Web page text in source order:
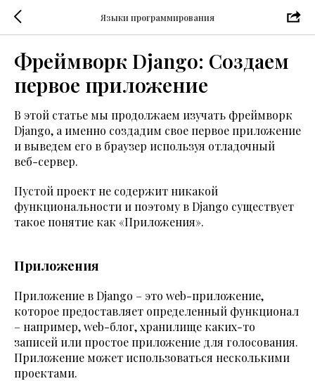
Языки программирования
Фреймворк Django: Создаем
первое приложение
В этой статье мы продолжаем изучать фреймворк
Django, а именно создадим свое первое приложение
и выведем его в браузер используя отладочный
веб-сервер.
Пустой проект не содержит никакой
функциональности и поэтому в Django существует
такое понятие как «Приложения».
Приложения
Приложение в Django – это web-приложение,
которое предоставляет определенный функционал
– например, web-блог, хранилище каких-то
записей или простое приложение для голосования.
Приложение может использоваться несколькими
проектами.